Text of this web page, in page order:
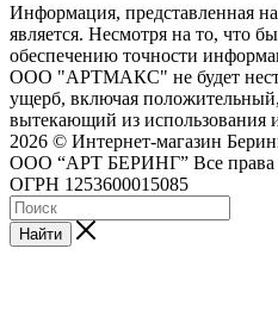
Информация, представленная
является. Несмотря на то, что
обеспечению точности
ООО "АРТМАКС" не будет
ущерб, включая
вытекающий из использования
2026 © Интернет-магазин
ООО “АРТ БЕРИНГ” Все
ОГРН 1253600015085
Найти